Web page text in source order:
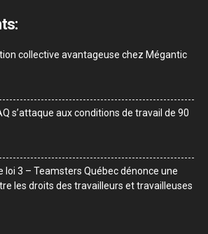
collective avantageuse chez Mégantic
s’attaque aux conditions de travail de 90
loi 3 – Teamsters Québec dénonce une
les droits des travailleurs et travailleuses